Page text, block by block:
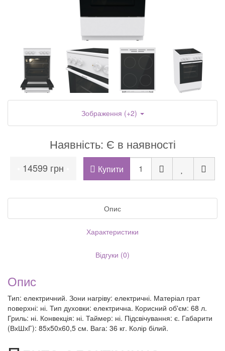
Наявність: Є в наявності
14599 грн Купити
Зображення (+2)
Опис
Характеристики
Відгуки (0)
Опис
Тип: електричний. Зони нагріву: електричні. Матеріал грат
поверхні: ні. Тип духовки: електрична. Корисний об'єм: 68 л.
Гриль: ні. Конвекція: ні. Таймер: ні. Підсвічування: є. Габарити
(ВхШхГ): 85х50х60,5 см. Вага: 36 кг. Колір білий.